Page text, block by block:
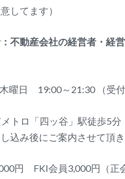
してます）
不動産会社の経営者・経
曜日 19:00～21:30 （受
メトロ「四ッ谷」駅徒歩5
込み後にご案内させて頂き
円 FKI会員3,000円（正